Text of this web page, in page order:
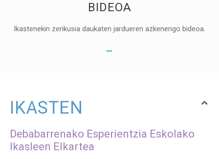
BIDEOA
Ikastenekin zerikusia daukaten jardueren azkenengo bideoa.
IKASTEN
Debabarrenako Esperientzia Eskolako
Ikasleen Elkartea